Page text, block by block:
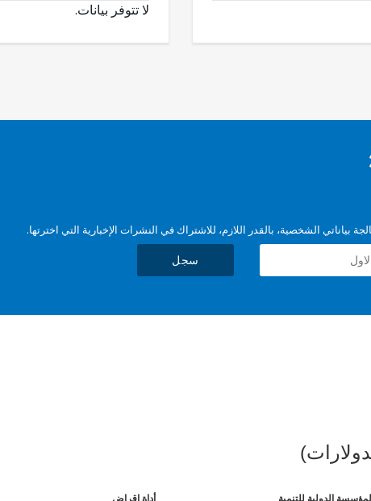
لا تتوفر بيانات.
بياناتي الشخصية، بالقدر اللازم، للاشتراك في النشرات الإخبارية التي اخترتها.
سجل